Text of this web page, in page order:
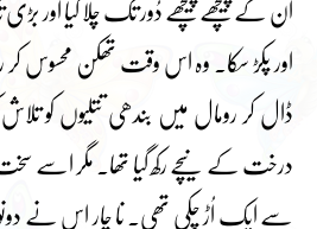
ان کے پیچھے پیچھے دُور تک چلا گیا اور
اور پکڑ سکا۔ وہ اس وقت تھکن محسوس کر
ڈال کر رومال میں بندھی تتلیوں کو
درخت کے نیچے رکھ گیا تھا۔ مگر اسے
سے ایک اُڑ چکی تھی۔ نا چار اس نے دونوں